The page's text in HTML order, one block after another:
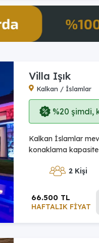
Villa Işık
Kalkan / İslamlar
%20 şimdi,
Kalkan İslamlar
konaklama
2 Kişi
HAFTALIK FİYAT
66.500 TL